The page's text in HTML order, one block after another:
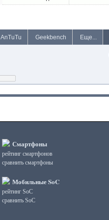
AnTuTu Geekbench Еще...
Смартфоны
рейтинг смартфонов
сравнить смартфоны
Мобильные SoC
рейтинг SoC
сравнить SoC